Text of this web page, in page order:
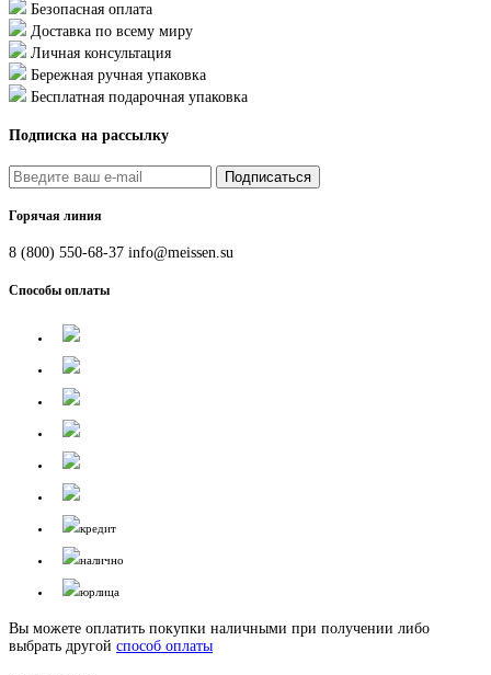
Безопасная оплата
Доставка по всему миру
Личная консультация
Бережная ручная упаковка
Бесплатная подарочная упаковка
Подписка на рассылку
Подписаться
Горячая линия
8 (800) 550-68-37 info@meissen.su
Способы оплаты
кредит
налично
юрлица
Вы можете оплатить покупки наличными при получении либо
выбрать другой способ оплаты